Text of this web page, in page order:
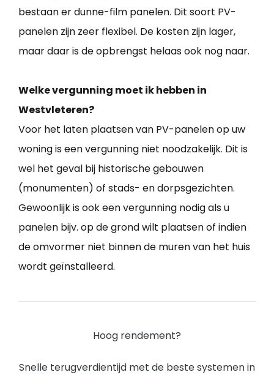
bestaan er dunne-film panelen. Dit soort PV-
panelen zijn zeer flexibel. De kosten zijn lager,
maar daar is de opbrengst helaas ook nog naar.
Welke vergunning moet ik hebben in
Westvleteren?
Voor het laten plaatsen van PV-panelen op uw
woning is een vergunning niet noodzakelijk. Dit is
wel het geval bij historische gebouwen
(monumenten) of stads- en dorpsgezichten.
Gewoonlijk is ook een vergunning nodig als u
panelen bijv. op de grond wilt plaatsen of indien
de omvormer niet binnen de muren van het huis
wordt geïnstalleerd.
Hoog rendement?
Snelle terugverdientijd met de beste systemen in